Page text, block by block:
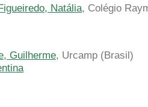
Natália, Colégio
Guilherme, Urcamp (Brasil)